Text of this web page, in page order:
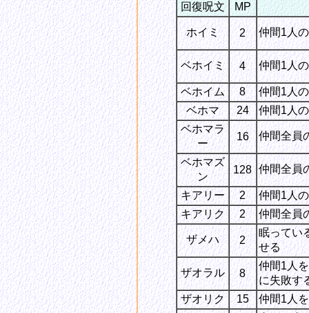
回復呪文 MP
ホイミ 2 仲間1人
ベホイミ 4 仲間1人
ベホイム 8
仲間1人
ベホマ
24
仲間1人
ベホマラ
ー
16 仲間全員
ベホマズ
ン
128 仲間全員
キアリー 2
仲間1人
キアリク
2 仲間全員
ザメハ 2
眠ってい
せる
ザオラル 8
仲間1人
に失敗す
ザオリク
15
仲間1人